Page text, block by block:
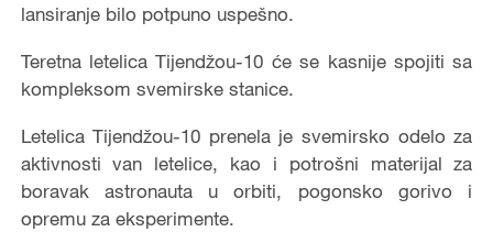
lansiranje bilo potpuno uspešno.
Teretna letelica Tijendžou-10 će se kasnije spojiti sa
kompleksom svemirske stanice.
Letelica Tijendžou-10 prenela je svemirsko odelo za
aktivnosti van letelice, kao i potrošni materijal za
boravak astronauta u orbiti, pogonsko gorivo i
opremu za eksperimente.